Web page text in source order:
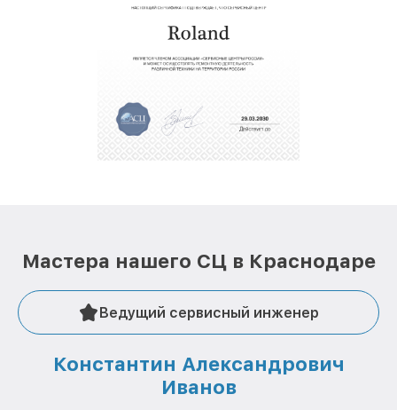
Мастера нашего СЦ в Краснодаре
Ведущий сервисный инженер
Константин Александрович
Иванов